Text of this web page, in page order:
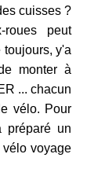
cuisses ?
peut
toujours, y'a
monter à
... chacun
vélo. Pour
préparé un
voyage